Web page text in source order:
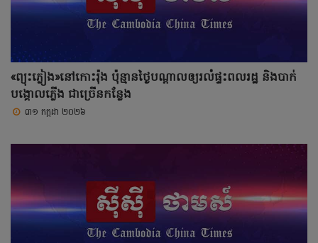
«ព្យុះភ្លៀង»នៅកោះរ៉ុង ប៉ុន្មានថ្ងៃបណ្តាលឲ្យរលំផ្ទះពលរដ្ឋ និងបាក់
បង្គោលភ្លើង ជាច្រើនកន្លែង
៣១ កក្កដា ២០២៦